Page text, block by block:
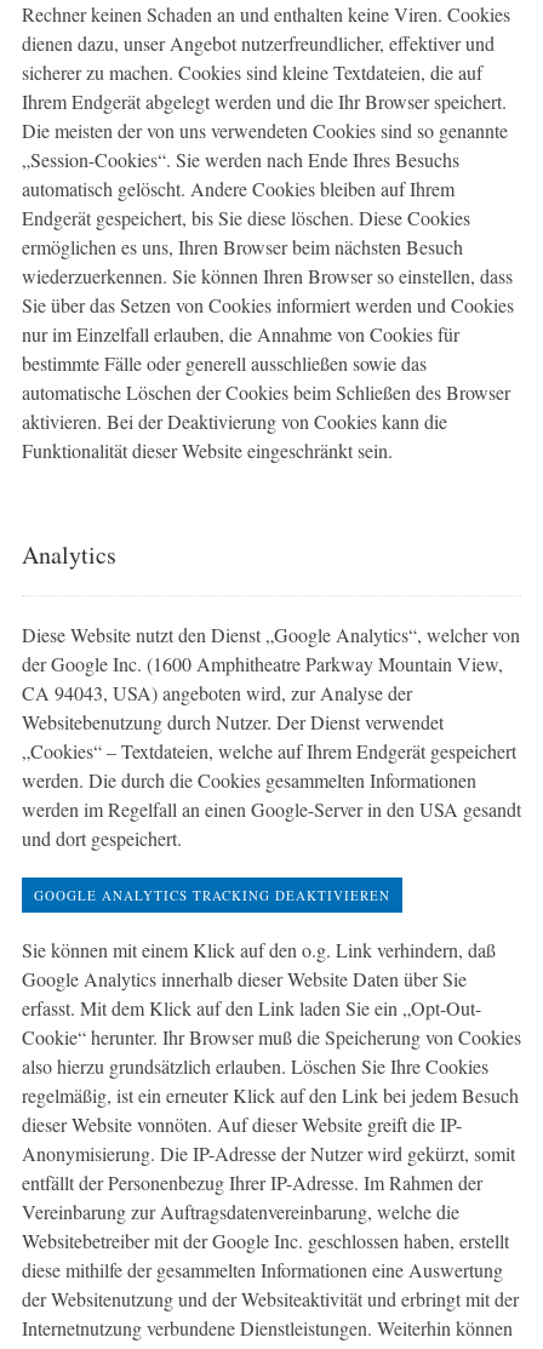
Rechner keinen Schaden an und enthalten keine Viren. Cookies
dienen dazu, unser Angebot nutzerfreundlicher, effektiver und
sicherer zu machen. Cookies sind kleine Textdateien, die auf
Ihrem Endgerät abgelegt werden und die Ihr Browser speichert.
Die meisten der von uns verwendeten Cookies sind so genannte
„Session-Cookies“. Sie werden nach Ende Ihres Besuchs
automatisch gelöscht. Andere Cookies bleiben auf Ihrem
Endgerät gespeichert, bis Sie diese löschen. Diese Cookies
ermöglichen es uns, Ihren Browser beim nächsten Besuch
wiederzuerkennen. Sie können Ihren Browser so einstellen, dass
Sie über das Setzen von Cookies informiert werden und Cookies
nur im Einzelfall erlauben, die Annahme von Cookies für
bestimmte Fälle oder generell ausschließen sowie das
automatische Löschen der Cookies beim Schließen des Browser
aktivieren. Bei der Deaktivierung von Cookies kann die
Funktionalität dieser Website eingeschränkt sein.
Analytics
Diese Website nutzt den Dienst „Google Analytics“, welcher von
der Google Inc. (1600 Amphitheatre Parkway Mountain View,
CA 94043, USA) angeboten wird, zur Analyse der
Websitebenutzung durch Nutzer. Der Dienst verwendet
„Cookies“ – Textdateien, welche auf Ihrem Endgerät gespeichert
werden. Die durch die Cookies gesammelten Informationen
werden im Regelfall an einen Google-Server in den USA gesandt
und dort gespeichert.
GOOGLE ANALYTICS TRACKING DEAKTIVIEREN
Sie können mit einem Klick auf den o.g. Link verhindern, daß
Google Analytics innerhalb dieser Website Daten über Sie
erfasst. Mit dem Klick auf den Link laden Sie ein „Opt-Out-
Cookie“ herunter. Ihr Browser muß die Speicherung von Cookies
also hierzu grundsätzlich erlauben. Löschen Sie Ihre Cookies
regelmäßig, ist ein erneuter Klick auf den Link bei jedem Besuch
dieser Website vonnöten. Auf dieser Website greift die IP-
Anonymisierung. Die IP-Adresse der Nutzer wird gekürzt, somit
entfällt der Personenbezug Ihrer IP-Adresse. Im Rahmen der
Vereinbarung zur Auftragsdatenvereinbarung, welche die
Websitebetreiber mit der Google Inc. geschlossen haben, erstellt
diese mithilfe der gesammelten Informationen eine Auswertung
der Websitenutzung und der Websiteaktivität und erbringt mit der
Internetnutzung verbundene Dienstleistungen. Weiterhin können